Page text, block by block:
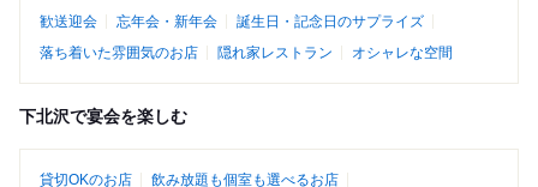
歓送迎会 忘年会・新年会
誕生日・記念日のサプライズ
落ち着いた雰囲気のお店
隠れ家レストラン オシャレな空間
下北沢で宴会を楽しむ
貸切OKのお店 飲み放題も個室も選べるお店